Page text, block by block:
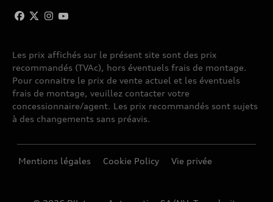
Les prix affichés sur le présent site sont des prix
recommandés (TVAc), hors éventuels frais de montage.
Pour connaitre le prix de vente actuel et les éventuels
frais de montage, veuillez contacter votre
concessionnaire/agent. Les prix recommandés sont sujets
à des changements sans préavis.
Mentions légales Cookie Policy Vie privée